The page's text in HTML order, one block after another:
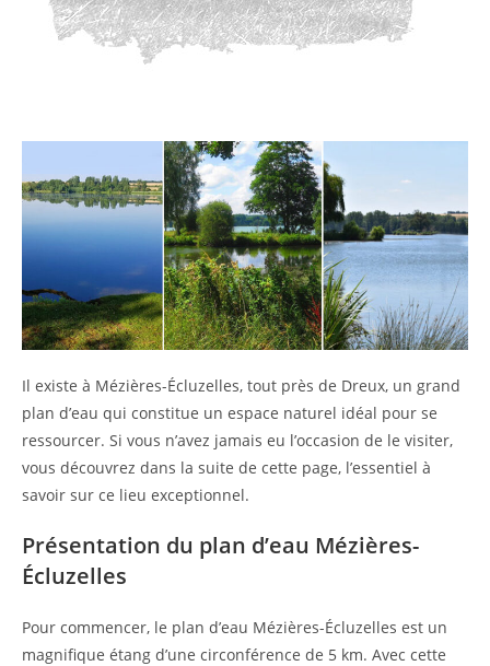
Il existe à Mézières-Écluzelles, tout près de Dreux, un grand
plan d’eau qui constitue un espace naturel idéal pour se
ressourcer. Si vous n’avez jamais eu l’occasion de le visiter,
vous découvrez dans la suite de cette page, l’essentiel à
savoir sur ce lieu exceptionnel.
Présentation du plan d’eau Mézières-
Écluzelles
Pour commencer, le plan d’eau Mézières-Écluzelles est un
magnifique étang d’une circonférence de 5 km. Avec cette